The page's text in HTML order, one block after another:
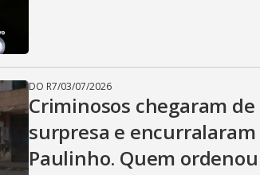
i
d
e
DO R7/03/07/2026
Criminosos chegaram de
surpresa e encurralaram
Paulinho. Quem ordenou